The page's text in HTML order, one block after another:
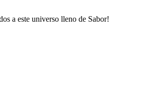
a este universo lleno de Sabor!